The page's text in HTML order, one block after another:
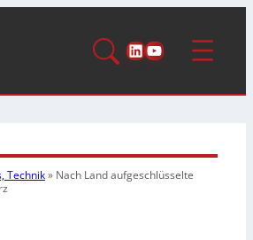
LinkedIn
YouTube
Technik» Nach Land aufgeschlüsselte